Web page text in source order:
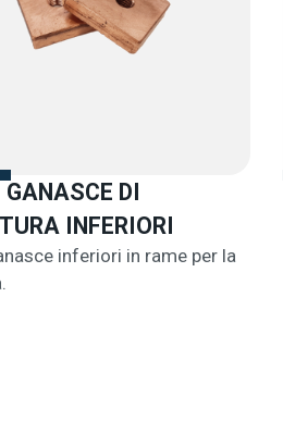
GANASCE DI
INFERIORI
inferiori in rame per la